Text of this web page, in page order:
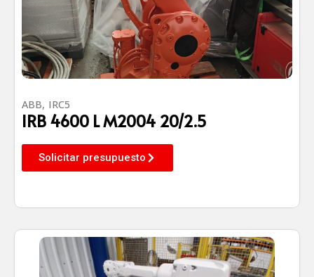
ABB, IRC5
IRB 4600 L M2004 20/2.5
Solicitar presupuesto